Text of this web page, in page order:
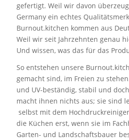
gefertigt. Weil wir davon
Germany ein echtes
Burnout.kitchen kommen aus
Weil wir seit Jahrzehnten genau
Und wissen, was das für das
So entstehen unsere
gemacht sind, im Freien zu
und UV-beständig, stabil und
macht ihnen nichts aus; sie sind
selbst mit dem
die Küchen erst, wenn sie im
Garten- und Landschaftsbauer